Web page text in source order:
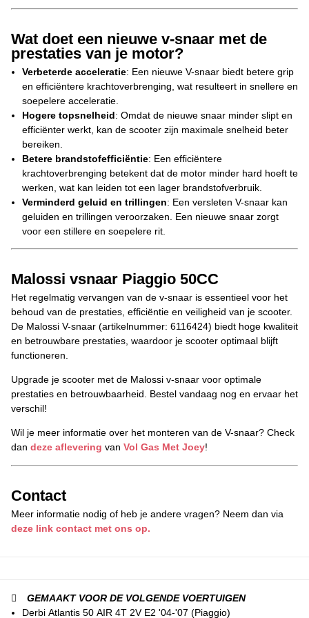
Wat doet een nieuwe v-snaar met de
prestaties van je motor?
Verbeterde acceleratie: Een nieuwe V-snaar biedt betere grip
en efficiëntere krachtoverbrenging, wat resulteert in snellere en
soepelere acceleratie.
Hogere topsnelheid: Omdat de nieuwe snaar minder slipt en
efficiënter werkt, kan de scooter zijn maximale snelheid beter
bereiken.
Betere brandstofefficiëntie: Een efficiëntere
krachtoverbrenging betekent dat de motor minder hard hoeft te
werken, wat kan leiden tot een lager brandstofverbruik.
Verminderd geluid en trillingen: Een versleten V-snaar kan
geluiden en trillingen veroorzaken. Een nieuwe snaar zorgt
voor een stillere en soepelere rit.
Malossi vsnaar Piaggio 50CC
Het regelmatig vervangen van de v-snaar is essentieel voor het
behoud van de prestaties, efficiëntie en veiligheid van je scooter.
De Malossi V-snaar (artikelnummer: 6116424) biedt hoge kwaliteit
en betrouwbare prestaties, waardoor je scooter optimaal blijft
functioneren.
Upgrade je scooter met de Malossi v-snaar voor optimale
prestaties en betrouwbaarheid. Bestel vandaag nog en ervaar het
verschil!
Wil je meer informatie over het monteren van de V-snaar? Check
dan deze aflevering van Vol Gas Met Joey!
Contact
Meer informatie nodig of heb je andere vragen? Neem dan via
deze link contact met ons op.
GEMAAKT VOOR DE VOLGENDE VOERTUIGEN
Derbi Atlantis 50 AIR 4T 2V E2 '04-'07 (Piaggio)